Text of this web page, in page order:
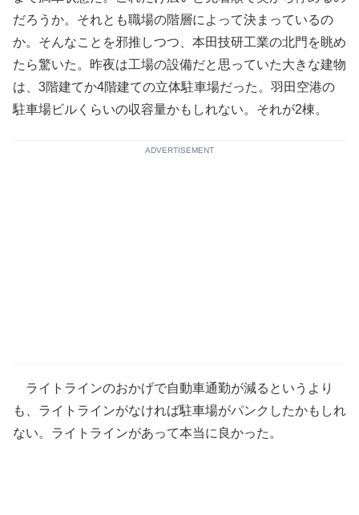
だろうか。それとも職場の階層によって決まっているの
か。そんなことを邪推しつつ、本田技研工業の北門を眺め
たら驚いた。昨夜は工場の設備だと思っていた大きな建物
は、3階建てか4階建ての立体駐車場だった。羽田空港の
駐車場ビルくらいの収容量かもしれない。それが2棟。
ADVERTISEMENT
ライトラインのおかげで自動車通勤が減るというより
も、ライトラインがなければ駐車場がパンクしたかもしれ
ない。ライトラインがあって本当に良かった。